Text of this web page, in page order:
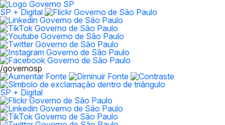
SP + Digital
/governosp
SP + Digital